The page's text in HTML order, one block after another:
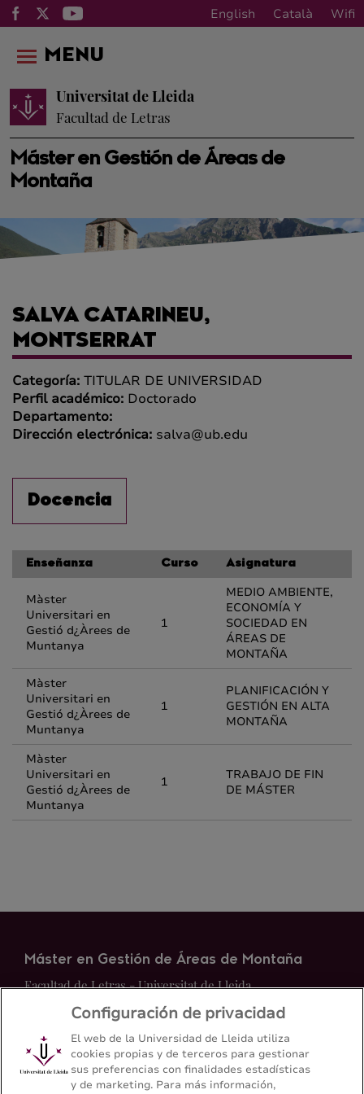
English Català Wifi
Máster en Gestión de Áreas de
Montaña
Universitat de Lleida
Facultad de Letras
MENU
SALVA CATARINEU,
MONTSERRAT
Categoría: TITULAR DE UNIVERSIDAD
Perfil académico: Doctorado
Departamento:
Dirección electrónica: salva@ub.edu
Docencia
Enseñanza Curso Asignatura
Màster
Universitari en
Gestió d¿Àrees de
Muntanya
1
MEDIO AMBIENTE,
ECONOMÍA Y
SOCIEDAD EN
ÁREAS DE
MONTAÑA
Màster
Universitari en
Gestió d¿Àrees de
Muntanya
1
PLANIFICACIÓN Y
GESTIÓN EN ALTA
MONTAÑA
Màster
Universitari en
Gestió d¿Àrees de
Muntanya
1
TRABAJO DE FIN
DE MÁSTER
Máster en Gestión de Áreas de Montaña
Facultad de Letras - Universitat de Lleida
Mapa del web Contacto
+34 973 70 20 98
Configuración de privacidad
El web de la Universidad de Lleida utiliza
cookies propias y de terceros para gestionar
sus preferencias con finalidades estadísticas
y de marketing. Para más información,